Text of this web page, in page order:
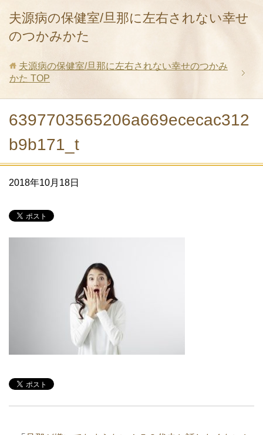
夫源病の保健室/旦那に左右されない幸せ
のつかみかた
夫源病の保健室/旦那に左右されない幸せのつかみ
かた TOP
6397703565206a669ececac312
b9b171_t
2018年10月18日